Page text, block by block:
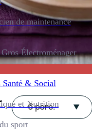
de maintenance
Électroménager
Santé & Social
et Nutrition
sport
6 pers.